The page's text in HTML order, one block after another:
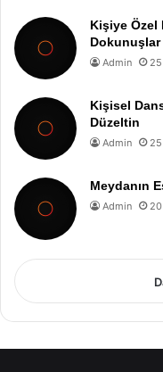
Kişiye Özel
Dokunuşlar
Admin
Kişisel
Düzeltin
Admin
Meydanın
Admin